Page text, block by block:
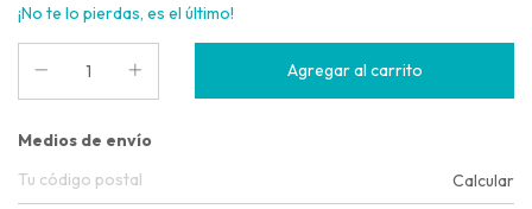
¡No te lo pierdas, es el último!
Entregas para el CP:
Medios de envío
Calcular